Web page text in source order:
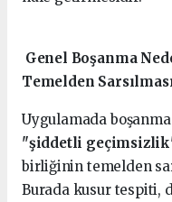
Genel Boşanma
Temelden
Uygulamada
"şiddetli
birliğinin temelden
Burada kusur tespiti,